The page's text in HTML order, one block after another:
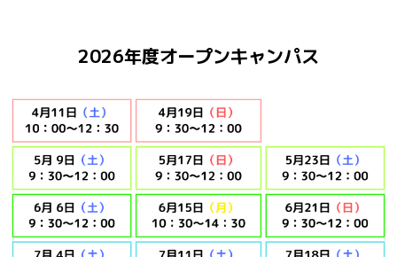
2026年度オープンキャンパス